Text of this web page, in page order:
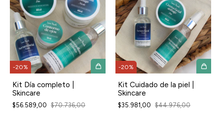
-20%
Kit Día completo |
Skincare
$56.589,00 $70.736,00
-20%
Kit Cuidado de la piel |
Skincare
$35.981,00 $44.976,00